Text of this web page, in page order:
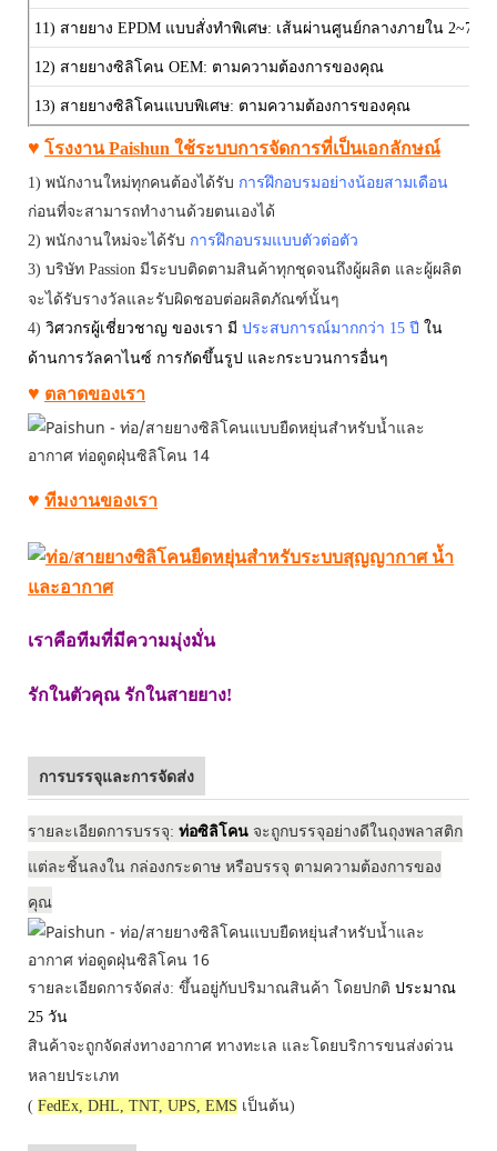
11) สายยาง EPDM แบบสั่งทำพิเศษ: เส้นผ่านศูนย์กลางภายใน 2~76
12) สายยางซิลิโคน OEM: ตามความต้องการของคุณ
13) สายยางซิลิโคนแบบพิเศษ: ตามความต้องการของคุณ
♥ โรงงาน Paishun ใช้ระบบการจัดการที่เป็นเอกลักษณ์
1) พนักงานใหม่ทุกคนต้องได้รับ การฝึกอบรมอย่างน้อยสามเดือน
ก่อนที่จะสามารถทำงานด้วยตนเองได้
2) พนักงานใหม่จะได้รับ การฝึกอบรมแบบตัวต่อตัว
3) บริษัท Passion มีระบบติดตามสินค้าทุกชุดจนถึงผู้ผลิต และผู้ผลิต
จะได้รับรางวัลและรับผิดชอบต่อผลิตภัณฑ์นั้นๆ
4) วิศวกรผู้เชี่ยวชาญ ของเรา มี ประสบการณ์มากกว่า 15 ปี ใน
ด้านการวัลคาไนซ์ การกัดขึ้นรูป และกระบวนการอื่นๆ
♥ ตลาดของเรา
♥ ทีมงานของเรา
เราคือทีมที่มีความมุ่งมั่น
รักในตัวคุณ รักในสายยาง!
การบรรจุและการจัดส่ง
รายละเอียดการบรรจุ: ท่อซิลิโคน จะถูกบรรจุอย่างดีในถุงพลาสติก
แต่ละชิ้นลงใน กล่องกระดาษ หรือบรรจุ ตามความต้องการของ
คุณ
รายละเอียดการจัดส่ง: ขึ้นอยู่กับปริมาณสินค้า โดยปกติ ประมาณ
25 วัน
สินค้าจะถูกจัดส่งทางอากาศ ทางทะเล และโดยบริการขนส่งด่วน
หลายประเภท
( FedEx, DHL, TNT, UPS, EMS เป็นต้น)